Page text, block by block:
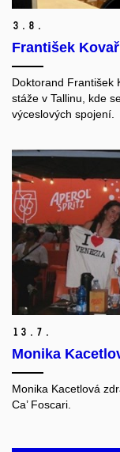
3. 8.
František
Doktorand František
stáže v Tallinu, kde
výceslových spojení.
13. 7.
Monika
Monika Kacetlová
Ca’ Foscari.